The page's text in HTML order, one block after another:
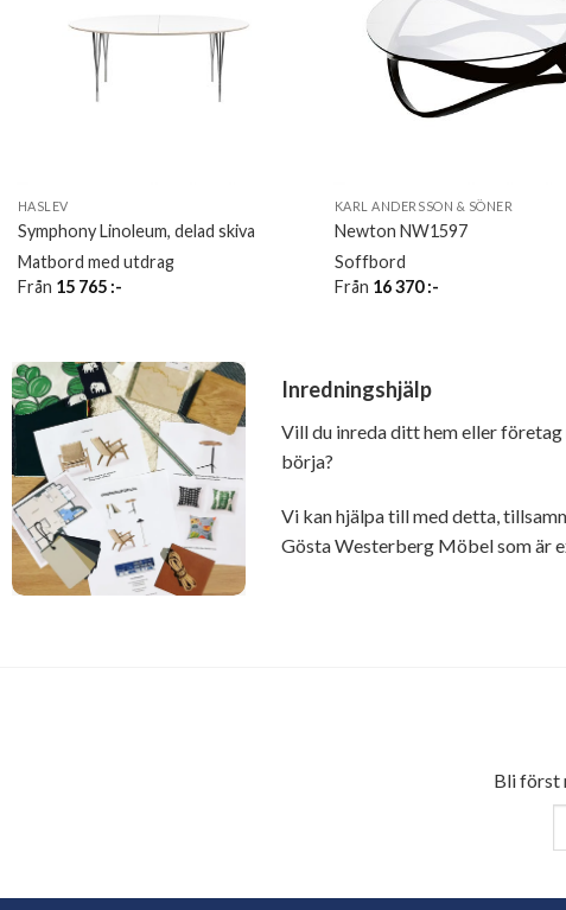
HASLEV
Symphony Linoleum, delad skiva
Matbord med utdrag
Från 15 765 :-
KARL ANDERSSON & SÖNER
Newton NW1597
Soffbord
Från 16 370:-
Inredningshjälp
Vill du inreda ditt hem eller företag
börja?
Vi kan hjälpa till med detta,
Gösta Westerberg Möbel som är
Bli först